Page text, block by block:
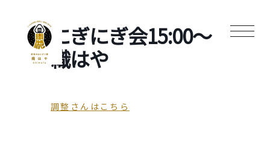
にぎにぎ会15:00〜
織はや
調整さんはこちら